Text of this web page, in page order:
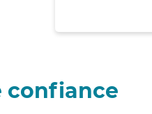
confiance